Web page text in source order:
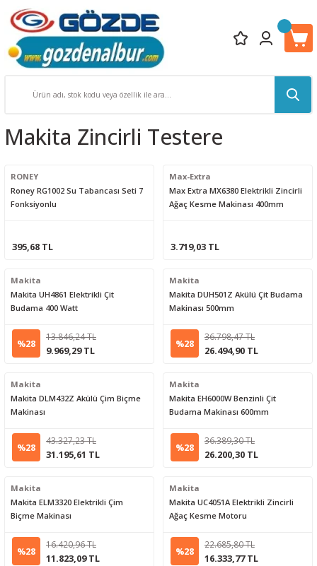
Makita Zincirli Testere
RONEY
Roney RG1002 Su Tabancası Seti 7
Fonksiyonlu
395,68 TL
Max-Extra
Max Extra MX6380 Elektrikli Zincirli
Ağaç Kesme Makinası 400mm
3.719,03 TL
Makita
Makita UH4861 Elektrikli Çit
Budama 400 Watt
%28
13.846,24 TL
9.969,29 TL
Makita
Makita DUH501Z Akülü Çit Budama
Makinası 500mm
%28
36.798,47 TL
26.494,90 TL
Makita
Makita DLM432Z Akülü Çim Biçme
Makinası
%28
43.327,23 TL
31.195,61 TL
Makita
Makita EH6000W Benzinli Çit
Budama Makinası 600mm
%28
36.389,30 TL
26.200,30 TL
Makita
Makita ELM3320 Elektrikli Çim
Biçme Makinası
%28
16.420,96 TL
11.823,09 TL
Makita
Makita UC4051A Elektrikli Zincirli
Ağaç Kesme Motoru
%28
22.685,80 TL
16.333,77 TL